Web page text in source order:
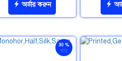
অর্ডার করুন
30 %
ছাড়